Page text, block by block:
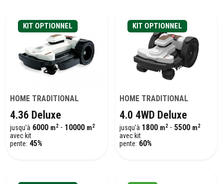
KIT OPTIONNEL
HOME TRADITIONAL
4.36 Deluxe
jusqu’à 6000 m2- 10000 m2
avec kit
pente: 45%
KIT OPTIONNEL
HOME TRADITIONAL
4.0 4WD Deluxe
jusqu’à 1800 m2- 5500 m2
avec kit
pente: 60%